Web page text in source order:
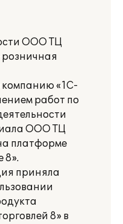
ООО ТЦ
«1С-
работ по
ООО ТЦ
платформе
8».
приняла
8» в